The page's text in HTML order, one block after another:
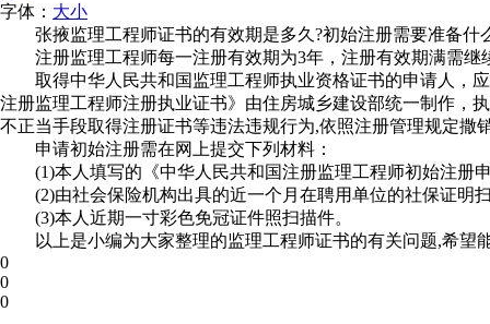
字体： 大小
张掖监理工程师证书的有效期是多久?初始注册需要准备
注册监理工程师每一注册有效期为3年，注册有效期满需
取得中华人民共和国监理工程师执业资格证书的申请人，
注册监理工程师注册执业证书》由住房城乡建设部统一制作，
不正当手段取得注册证书等违法违规行为,依照注册管理规定撒
申请初始注册需在网上提交下列材料：
(1)本人填写的《中华人民共和国注册监理工程师初始注册
(2)由社会保险机构出具的近一个月在聘用单位的社保证明
(3)本人近期一寸彩色免冠证件照扫描件。
以上是小编为大家整理的监理工程师证书的有关问题,希
0
0
0